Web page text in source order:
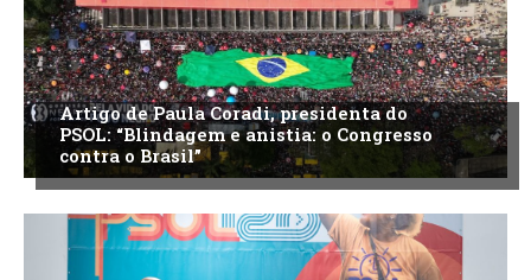
Artigo de Paula Coradi, presidenta do
PSOL: “Blindagem e anistia: o Congresso
contra o Brasil”